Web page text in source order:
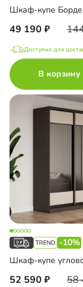
Шкаф-купе
49 190
Доступно для
В корзину
-10%
52 590 58